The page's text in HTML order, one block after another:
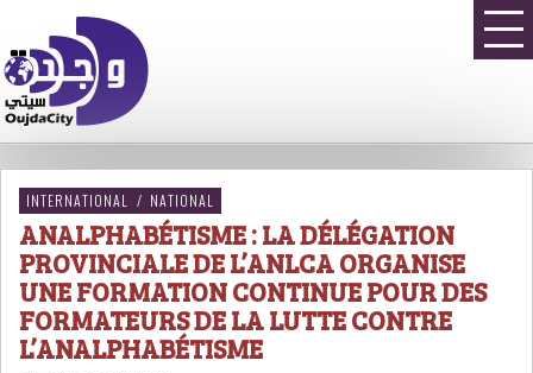
INTERNATIONAL / NATIONAL
ANALPHABÉTISME : LA DÉLÉGATION
PROVINCIALE DE L’ANLCA ORGANISE
UNE FORMATION CONTINUE POUR DES
FORMATEURS DE LA LUTTE CONTRE
L’ANALPHABÉTISME